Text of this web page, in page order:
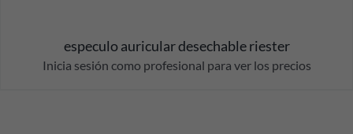
especulo auricular desechable riester
Inicia sesión como profesional para ver los precios